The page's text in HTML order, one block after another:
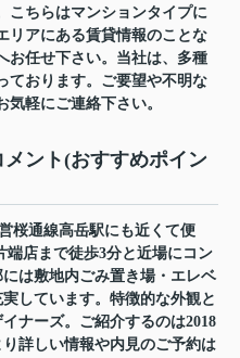
こちらはマンションタイプに
リアにある賃貸情報のことな
お任せ下さい。当社は、多種
ております。ご要望や不明な
軽にご連絡下さい。
ト(おすすめポイン
通線高岳駅にも近くて便
店まで徒歩3分と近場にコン
は敷地内ごみ置き場・エレベ
しています。特徴的な外観と
ナーズ。ご紹介するのは2018
詳しい情報や内見のご予約は